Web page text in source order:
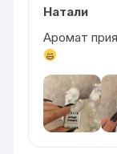
Натали
Аромат